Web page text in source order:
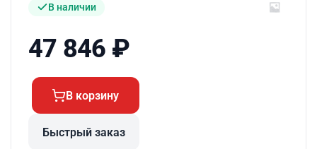
В наличии
47 846 ₽
В корзину
Быстрый заказ